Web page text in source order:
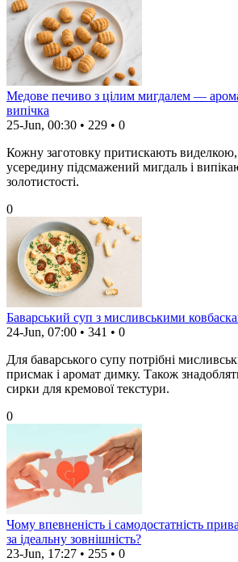
Медове печиво з цілим мигдалем —
випічка
25-Jun, 00:30 • 229 • 0
Кожну заготовку притискають виделкою,
усередину підсмажений мигдаль і
золотистості.
0
Баварський суп з мисливськими
24-Jun, 07:00 • 341 • 0
Для баварського супу потрібні
присмак і аромат димку. Також
сирки для кремової текстури.
0
Чому впевненість і самодостатність
за ідеальну зовнішність?
23-Jun, 17:27 • 255 • 0